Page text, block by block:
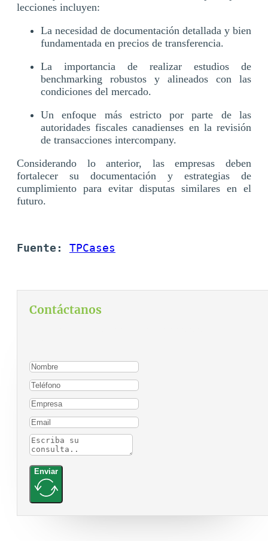
lecciones incluyen:
La necesidad de documentación detallada y bien
fundamentada en precios de transferencia.
La importancia de realizar estudios de
benchmarking robustos y alineados con las
condiciones del mercado.
Un enfoque más estricto por parte de las
autoridades fiscales canadienses en la revisión
de transacciones intercompany.
Considerando lo anterior, las empresas deben
fortalecer su documentación y estrategias de
cumplimiento para evitar disputas similares en el
futuro.
Fuente: TPCases
Contáctanos
Enviar